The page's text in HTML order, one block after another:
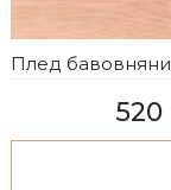
Плед
520